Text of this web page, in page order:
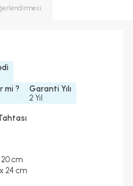
mi ?
Garanti Yılı
2 Yıl
cm
24 cm